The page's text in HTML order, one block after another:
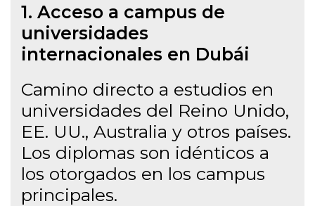
1. Acceso a campus de
universidades
internacionales en Dubái
Camino directo a estudios en
universidades del Reino Unido,
EE. UU., Australia y otros países.
Los diplomas son idénticos a
los otorgados en los campus
principales.